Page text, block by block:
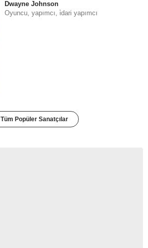
Dwayne Johnson
Oyuncu, yapımcı, i̇dari yapımcı
Tüm Popüler Sanatçılar